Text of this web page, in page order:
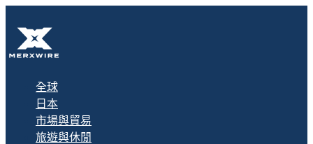
全球
日本
市場與貿易
旅遊與休閒